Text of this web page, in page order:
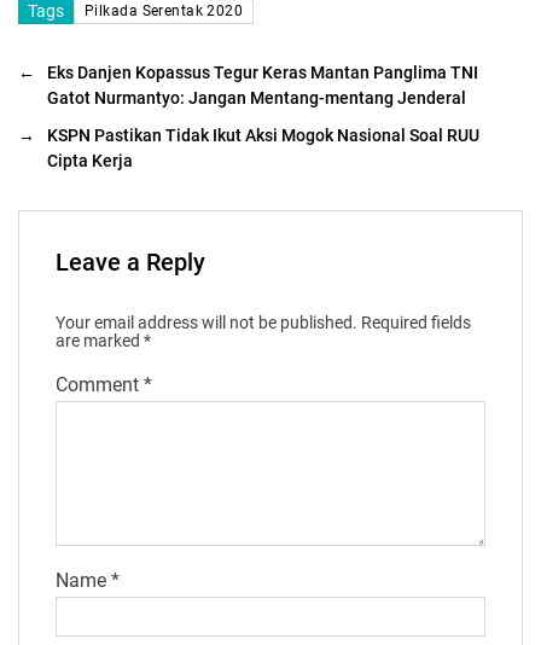
Tags Pilkada Serentak 2020
←
Eks Danjen Kopassus Tegur Keras Mantan Panglima TNI
Gatot Nurmantyo: Jangan Mentang-mentang Jenderal
→
KSPN Pastikan Tidak Ikut Aksi Mogok Nasional Soal RUU
Cipta Kerja
Leave a Reply
Your email address will not be published. Required fields
are marked *
Comment *
Name *